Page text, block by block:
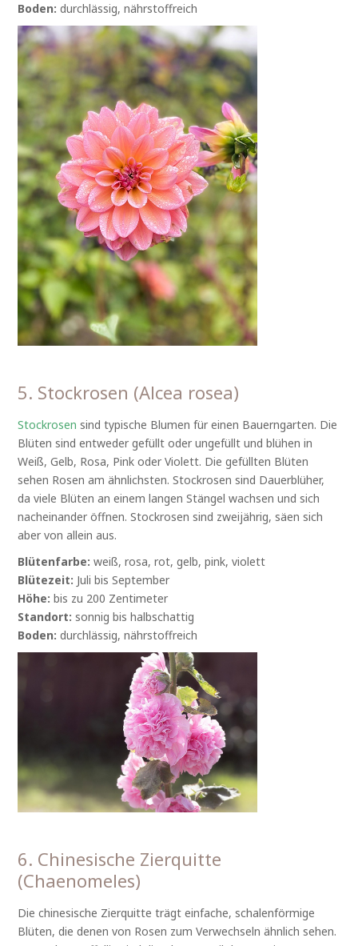
Boden: durchlässig, nährstoffreich
5. Stockrosen (Alcea rosea)
Stockrosensind typische Blumen für einen Bauerngarten. Die
Blüten sind entweder gefüllt oder ungefüllt und blühen in
Weiß, Gelb, Rosa, Pink oder Violett. Die gefüllten Blüten
sehen Rosen am ähnlichsten. Stockrosen sind Dauerblüher,
da viele Blüten an einem langen Stängel wachsen und sich
nacheinander öffnen. Stockrosen sind zweijährig, säen sich
aber von allein aus.
Blütenfarbe: weiß, rosa, rot, gelb, pink, violett
Blütezeit: Juli bis September
Höhe: bis zu 200 Zentimeter
Standort: sonnig bis halbschattig
Boden: durchlässig, nährstoffreich
6. Chinesische Zierquitte
(Chaenomeles)
Die chinesische Zierquitte trägt einfache, schalenförmige
Blüten, die denen von Rosen zum Verwechseln ähnlich sehen.